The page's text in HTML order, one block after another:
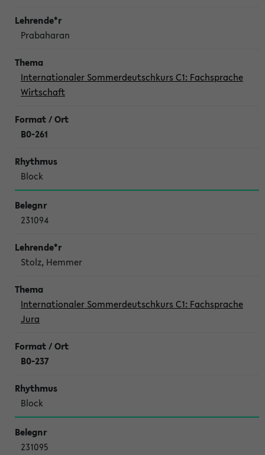
Prabaharan
Internationaler Sommerdeutschkurs C1: Fachsprache
Wirtschaft
B0-261
Block
231094
Stolz, Hemmer
Internationaler Sommerdeutschkurs C1: Fachsprache
Jura
B0-237
Block
231095